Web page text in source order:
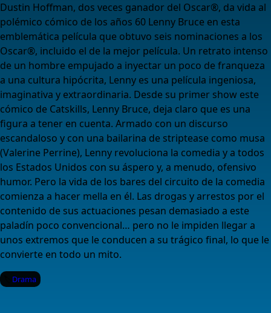
Dustin Hoffman, dos veces ganador del Oscar®, da vida al
polémico cómico de los años 60 Lenny Bruce en esta
emblemática película que obtuvo seis nominaciones a los
Oscar®, incluido el de la mejor película. Un retrato intenso
de un hombre empujado a inyectar un poco de franqueza
a una cultura hipócrita, Lenny es una película ingeniosa,
imaginativa y extraordinaria. Desde su primer show este
cómico de Catskills, Lenny Bruce, deja claro que es una
figura a tener en cuenta. Armado con un discurso
escandaloso y con una bailarina de striptease como musa
(Valerine Perrine), Lenny revoluciona la comedia y a todos
los Estados Unidos con su áspero y, a menudo, ofensivo
humor. Pero la vida de los bares del circuito de la comedia
comienza a hacer mella en él. Las drogas y arrestos por el
contenido de sus actuaciones pesan demasiado a este
paladín poco convencional… pero no le impiden llegar a
unos extremos que le conducen a su trágico final, lo que le
convierte en todo un mito.
Drama